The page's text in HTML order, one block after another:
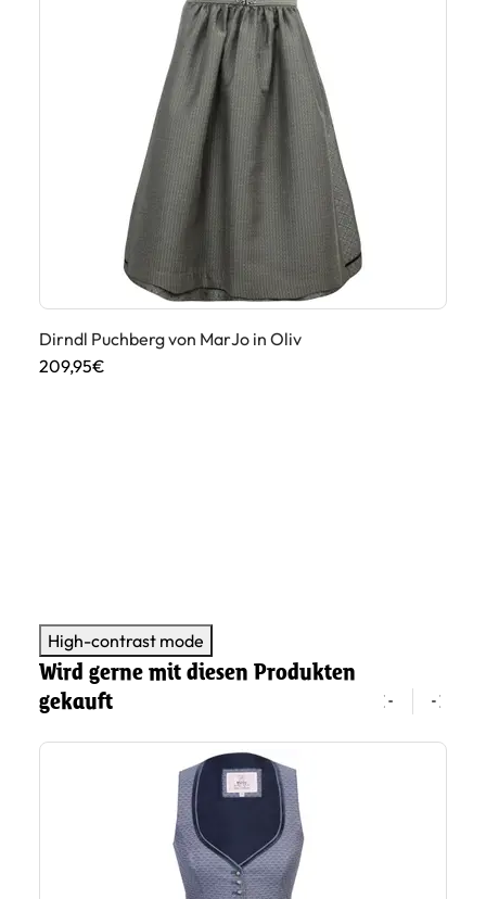
Dirndl Puchberg von MarJo in Oliv
209,95€
High-contrast mode
Wird gerne mit diesen Produkten
gekauft